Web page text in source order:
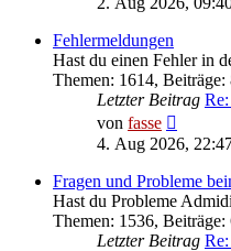
Fehlermeldungen
Hast du einen Fehler in
Themen: 1614, Beiträge:
Letzter Beitrag
von fasse
Beitrag
4. Aug 2026,
Fragen und Probleme
Hast du Probleme
Themen: 1536, Beiträge:
Letzter Beitrag